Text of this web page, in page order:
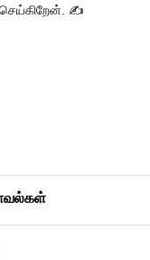
செய்கிறேன். ✍️